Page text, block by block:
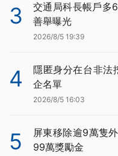
3
交通局科長帳戶多
善舉曝光
2026/8/5 19:39
4
隱匿身分在台非法
企名單
2026/8/5 16:03
5
屏東移除逾9萬隻
99萬獎勵金